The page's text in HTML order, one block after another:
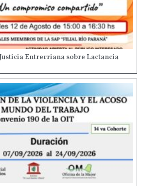
Entrerriana sobre Lactancia